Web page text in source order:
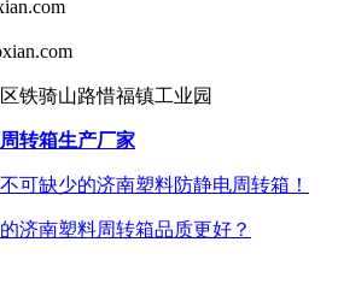
骑山路惜福镇工业园
转箱生产厂家
可缺少的济南塑料防静电周转箱！
济南塑料周转箱品质更好？